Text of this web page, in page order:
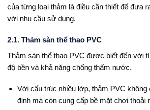
của từng loại thảm là điều cần thiết để đưa
với nhu cầu sử dụng.
2.1. Thảm sàn thể thao PVC
Thảm sàn thể thao PVC được biết đến với
độ bền và khả năng chống thấm nước.
Với cấu trúc nhiều lớp, thảm PVC không
định mà còn cung cấp bề mặt chơi thoải